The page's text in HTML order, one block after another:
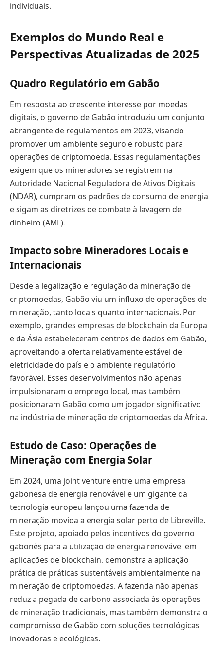
individuais.
Exemplos do Mundo Real e
Perspectivas Atualizadas de 2025
Quadro Regulatório em Gabão
Em resposta ao crescente interesse por moedas
digitais, o governo de Gabão introduziu um conjunto
abrangente de regulamentos em 2023, visando
promover um ambiente seguro e robusto para
operações de criptomoeda. Essas regulamentações
exigem que os mineradores se registrem na
Autoridade Nacional Reguladora de Ativos Digitais
(NDAR), cumpram os padrões de consumo de energia
e sigam as diretrizes de combate à lavagem de
dinheiro (AML).
Impacto sobre Mineradores Locais e
Internacionais
Desde a legalização e regulação da mineração de
criptomoedas, Gabão viu um influxo de operações de
mineração, tanto locais quanto internacionais. Por
exemplo, grandes empresas de blockchain da Europa
e da Ásia estabeleceram centros de dados em Gabão,
aproveitando a oferta relativamente estável de
eletricidade do país e o ambiente regulatório
favorável. Esses desenvolvimentos não apenas
impulsionaram o emprego local, mas também
posicionaram Gabão como um jogador significativo
na indústria de mineração de criptomoedas da África.
Estudo de Caso: Operações de
Mineração com Energia Solar
Em 2024, uma joint venture entre uma empresa
gabonesa de energia renovável e um gigante da
tecnologia europeu lançou uma fazenda de
mineração movida a energia solar perto de Libreville.
Este projeto, apoiado pelos incentivos do governo
gabonês para a utilização de energia renovável em
aplicações de blockchain, demonstra a aplicação
prática de práticas sustentáveis ambientalmente na
mineração de criptomoedas. A fazenda não apenas
reduz a pegada de carbono associada às operações
de mineração tradicionais, mas também demonstra o
compromisso de Gabão com soluções tecnológicas
inovadoras e ecológicas.